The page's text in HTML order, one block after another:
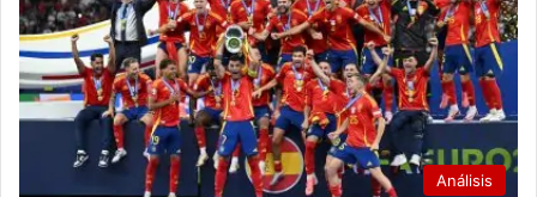
Análisis